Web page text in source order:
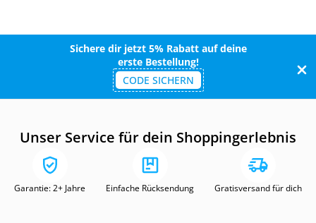
Sichere dir jetzt 5% Rabatt auf deine
erste Bestellung!
CODE SICHERN
Unser Service für dein Shoppingerlebnis
Garantie: 2+ Jahre Einfache Rücksendung Gratisversand für dich